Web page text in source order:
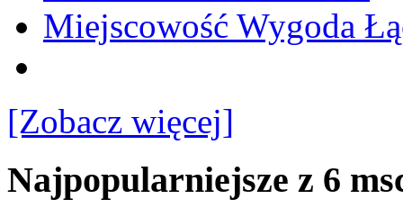
Miejscowość Wygoda
[Zobacz więcej]
Najpopularniejsze z 6